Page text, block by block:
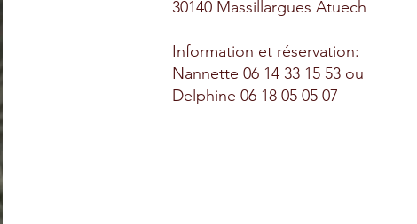
30140 Massillargues Atuech
Information et réservation:
Nannette 06 14 33 15 53 ou
Delphine 06 18 05 05 07